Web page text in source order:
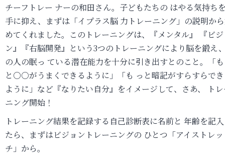
チーフトレー ナーの和田さん。子どもたちの はやる気持ち
手に抑え、まずは「イプラス脳 力トレーニング」の説明か
めてくれました。このトレーニングは、『メンタル』 『ビ
ン』『右脳開発』という3つのトレーニングにより脳を鍛え
の人の眠っ ている潜在能力を十分に引き出すとのこと。「
と○○がうまくできるように」「も っと暗記がすらすらで
ように」など『なりたい自分』をイメージして、さあ、 ト
ニング開始！
トレーニング結果を記録する自己診断表に名前と 年齢を記
たら、まずはビジョントレーニングの ひとつ「アイストレッ
チ」から。